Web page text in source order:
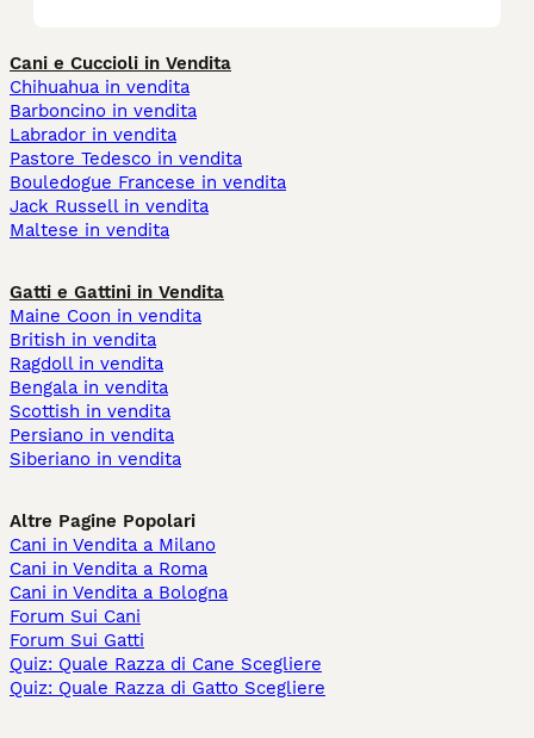
Cani e Cuccioli in Vendita
Chihuahua in vendita
Barboncino in vendita
Labrador in vendita
Pastore Tedesco in vendita
Bouledogue Francese in vendita
Jack Russell in vendita
Maltese in vendita
Gatti e Gattini in Vendita
Maine Coon in vendita
British in vendita
Ragdoll in vendita
Bengala in vendita
Scottish in vendita
Persiano in vendita
Siberiano in vendita
Altre Pagine Popolari
Cani in Vendita a Milano
Cani in Vendita a Roma
Cani in Vendita a Bologna
Forum Sui Cani
Forum Sui Gatti
Quiz: Quale Razza di Cane Scegliere
Quiz: Quale Razza di Gatto Scegliere